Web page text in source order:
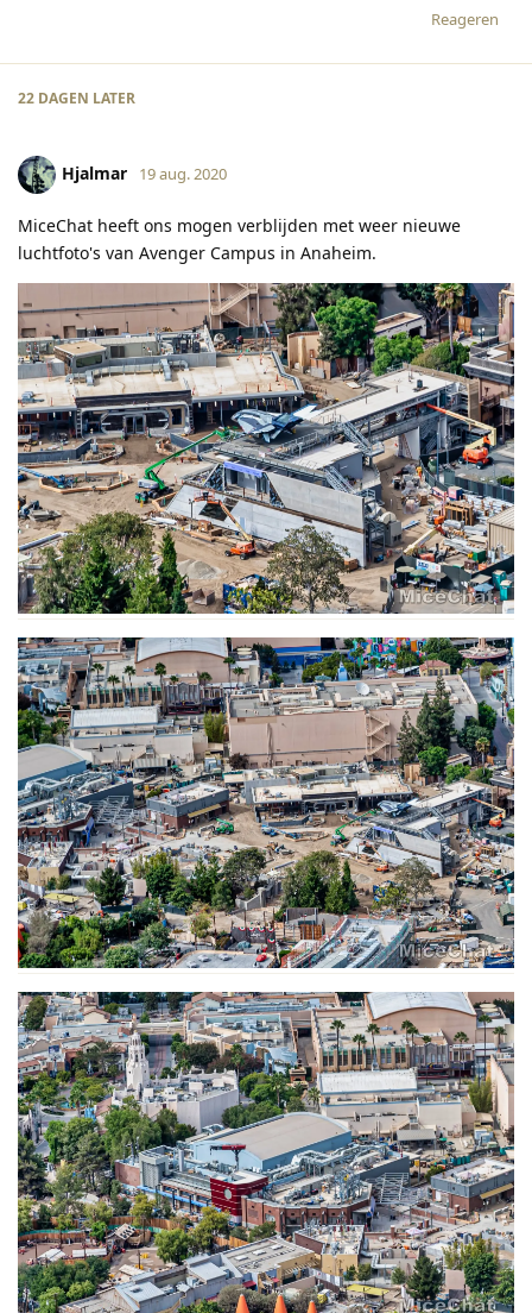
Reageren
22 DAGEN LATER
Hjalmar 19 aug. 2020
MiceChat heeft ons mogen verblijden met weer nieuwe
luchtfoto's van Avenger Campus in Anaheim.